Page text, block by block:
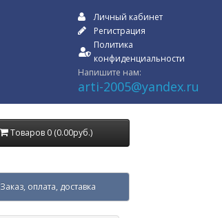
Личный кабинет
Регистрация
Политика
конфиденциальности
Напишите нам:
arti-2005@yandex.ru
Товаров 0 (0.00руб.)
Заказ, оплата, доставка